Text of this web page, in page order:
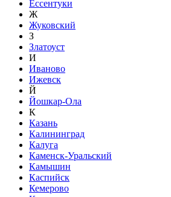
Ессентуки
Ж
Жуковский
З
Златоуст
И
Иваново
Ижевск
Й
Йошкар-Ола
К
Казань
Калининград
Калуга
Каменск-Уральский
Камышин
Каспийск
Кемерово